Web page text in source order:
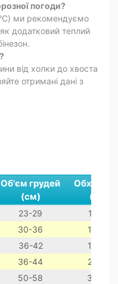
погоди?
ми рекомендуємо
додатковий теплий
від холки до хвоста
отримані дані з
Об'єм грудей
(см)
Обхват
(см)
23-29
12-22
30-36
16-26
36-42
18-28
36-44
22-32
50-58
30-40